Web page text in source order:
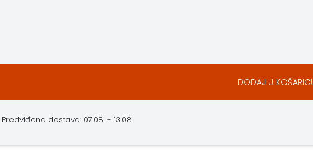
DODAJ U
Predviđena dostava: 07.08. - 13.08.